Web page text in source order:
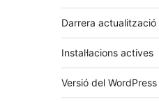
Darrera actualització
Instal·lacions actives
Versió del WordPress